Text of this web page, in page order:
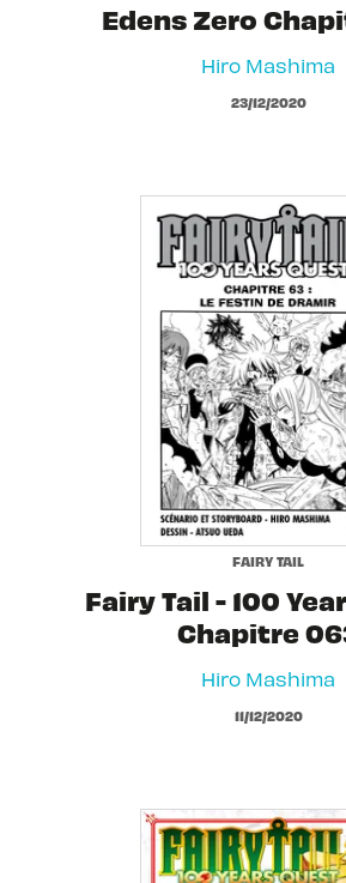
Edens Zero
Hiro Mashima
23/12/2020
FAIRY TAIL
Fairy Tail - 100
Chapitre
Hiro Mashima
11/12/2020